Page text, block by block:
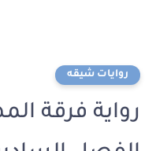
روايات شيقه
رواية فرقة